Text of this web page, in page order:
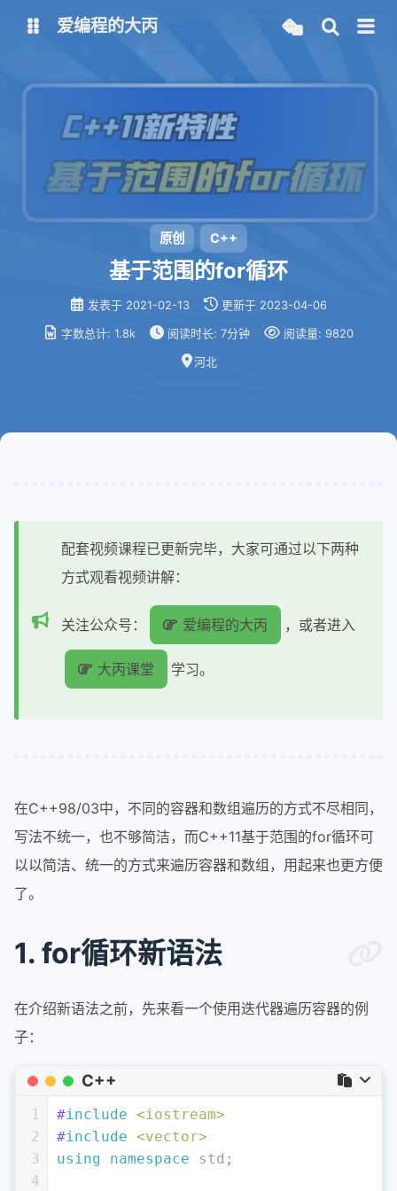
英文版 中文版
大丙课堂 微信公众号
QQ交流群 微信
码云
俞静公遇灶神记
心经
爱编程的大丙
原创 C++
基于范围的for循环
发表于 2021-02-13 更新于 2023-04-06
字数总计: 1.8k 阅读时长: 7分钟 阅读量: 9820
河北
配套视频课程已更新完毕，大家可通过以下两种
方式观看视频讲解：
关注公众号： 爱编程的大丙 ，或者进入
大丙课堂 学习。
在C++98/03中，不同的容器和数组遍历的方式不尽相同，
写法不统一，也不够简洁，而C++11基于范围的for循环可
以以简洁、统一的方式来遍历容器和数组，用起来也更方便
了。
1. for循环新语法
在介绍新语法之前，先来看一个使用迭代器遍历容器的例
子：
C++
1
2
3
4
#include <iostream>
#include <vector>
using
namespace std;